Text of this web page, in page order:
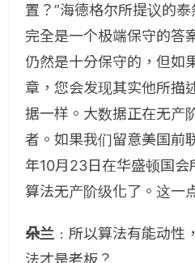
置？”海德格尔所提议的
完全是一个极端保守的答
仍然是十分保守的，但如
章，您会发现其实他所描
据一样。大数据正在无产
者。如果我们留意美国前
年10月23日在华盛顿国会
算法无产阶级化了。这一
朵兰 ﹕所以算法有能动性
法才是老板？